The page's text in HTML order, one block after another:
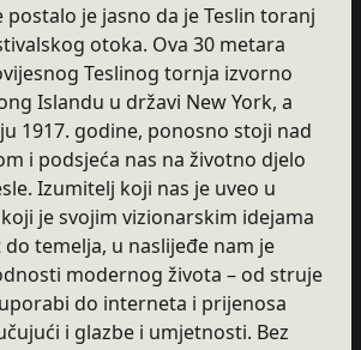
postalo je jasno da je Teslin toranj
otoka. Ova 30 metara
Teslinog tornja izvorno
Islandu u državi New York, a
1917. godine, ponosno stoji nad
i podsjeća nas na životno djelo
Izumitelj koji nas je uveo u
je svojim vizionarskim idejama
temelja, u naslijeđe nam je
modernog života – od struje
do interneta i prijenosa
i glazbe i umjetnosti. Bez